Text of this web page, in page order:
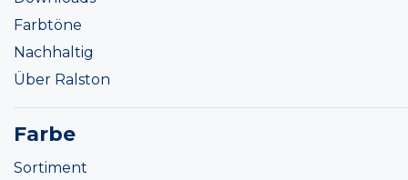
Farbtöne
Nachhaltig
Über Ralston
Farbe
Sortiment